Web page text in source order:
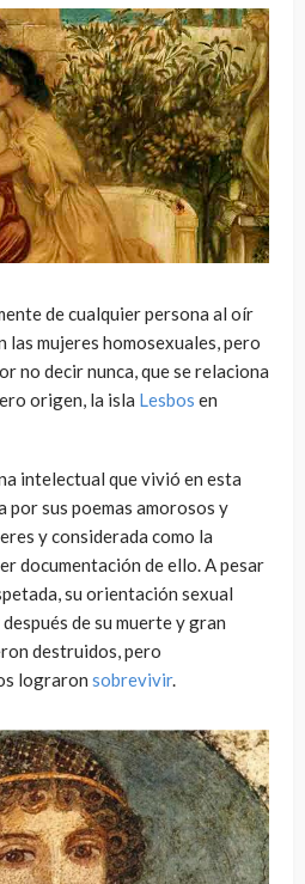
de cualquier persona al oír
las mujeres homosexuales, pero
no decir nunca, que se relaciona
origen, la isla Lesbos en
intelectual que vivió en esta
por sus poemas amorosos y
y considerada como la
documentación de ello. A pesar
su orientación sexual
de su muerte y gran
destruidos, pero
lograron sobrevivir.